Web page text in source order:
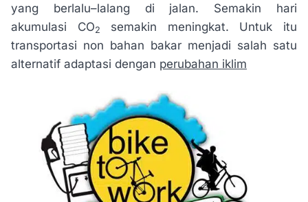
yang berlalu–lalang di jalan. Semakin hari
akumulasi CO2
semakin meningkat. Untuk itu
transportasi non bahan bakar menjadi salah satu
alternatif adaptasi dengan perubahan iklim